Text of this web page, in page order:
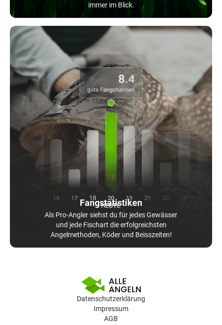
immer im Blick.
Fangstatistiken
Als Pro-Angler siehst du für jedes Gewässer
und jede Fischart die erfolgreichsten
Angelmethoden, Köder und Beisszeiten!
Datenschutzerklärung
Impressum
AGB